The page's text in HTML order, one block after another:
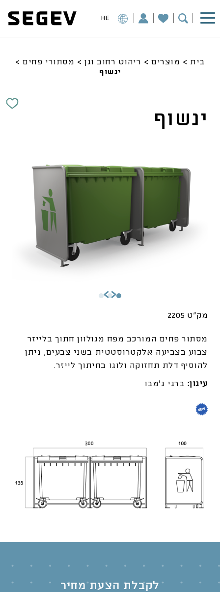
HE
בית > מוצרים> ריהוט רחוב וגן > מסתורי פחים>
ינשוף
מק"ט 2205
מסתור פחים המורכב מפח מגולוון חתוך בלייזר
צבוע בצביעה אלקטרוסטטית בשני צבעים, ניתן
להוסיף דלת תחזוקה ולוגו בחיתוך לייזר.
עיגון: ברגי ג'מבו
ינשוף
לקבלת הצעת מחיר